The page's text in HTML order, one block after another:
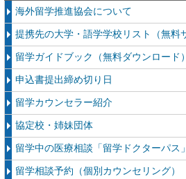
海外留学推進協会について
提携先の大学・語学学校リスト（無料
留学ガイドブック（無料ダウンロード）
申込書提出締め切り日
留学カウンセラー紹介
協定校・姉妹団体
留学中の医療相談「留学ドクターパス」
留学相談予約（個別カウンセリング）